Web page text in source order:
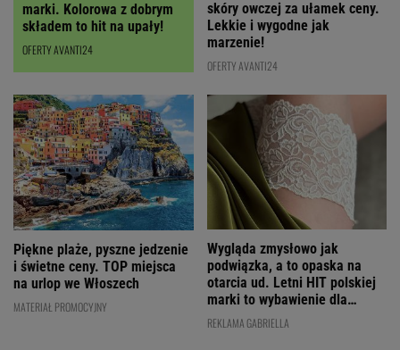
marki. Kolorowa z dobrym
składem to hit na upały!
OFERTY AVANTI24
skóry owczej za ułamek ceny.
Lekkie i wygodne jak
marzenie!
OFERTY AVANTI24
Piękne plaże, pyszne jedzenie
i świetne ceny. TOP miejsca
na urlop we Włoszech
MATERIAŁ PROMOCYJNY
Wygląda zmysłowo jak
podwiązka, a to opaska na
otarcia ud. Letni HIT polskiej
marki to wybawienie dla
kobiet!
REKLAMA GABRIELLA